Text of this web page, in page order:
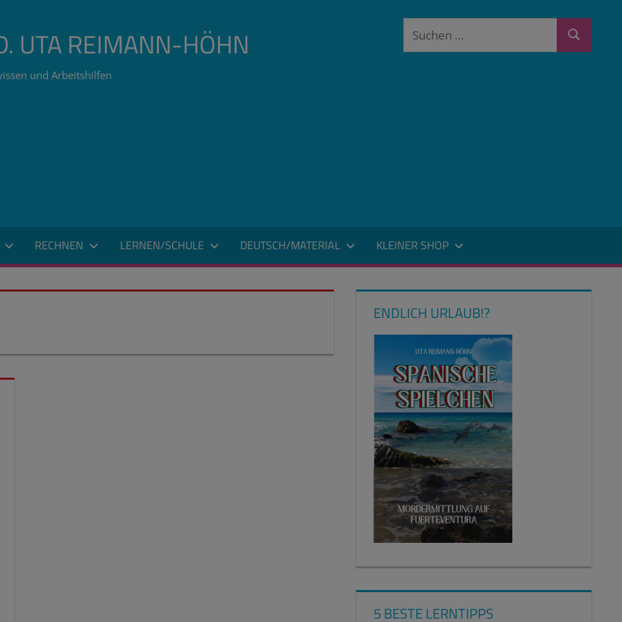
UTA REIMANN-HÖHN
und Arbeitshilfen
Suchen
Suchen
RECHNEN LERNEN/SCHULE DEUTSCH/MATERIAL KLEINER SHOP
ENDLICH URLAUB!?
5 BESTE LERNTIPPS